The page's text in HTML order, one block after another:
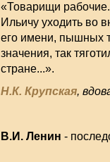
«Товарищи
Ильичу уходить во
его имени, пышных
значения, так
стране...».
Н.К. Крупская,
В.И. Ленин -